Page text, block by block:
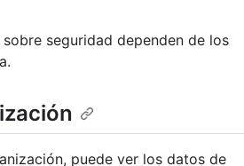
seguridad dependen de los
puede ver los datos de